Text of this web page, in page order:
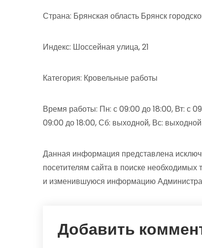
Страна: Брянская область Брянск
Индекс: Шоссейная улица, 21
Категория: Кровельные работы
Время работы: Пн: с 09:00 до 18:00, Вт: с
09:00 до 18:00, Сб: выходной, Вс: выходной
Данная информация представлена
посетителям сайта в поиске
и изменившуюся информацию
Добавить